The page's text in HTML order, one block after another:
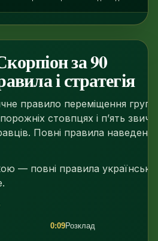
за 90
і стратегія
правило переміщення груп,
стовпцях і п’ять
Повні правила наведено
— повні правила
0:09Розклад